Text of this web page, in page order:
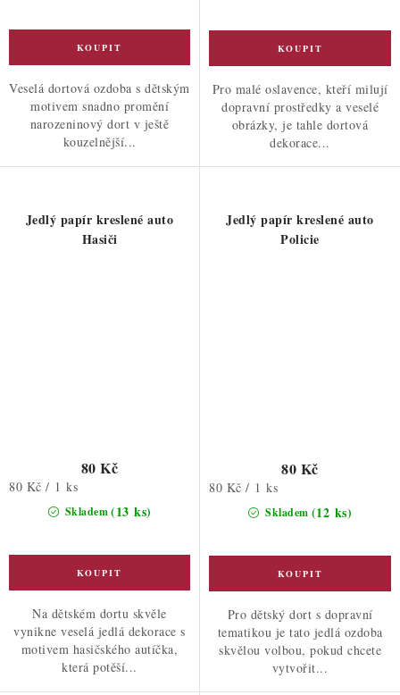
Veselá dortová ozdoba s dětským
motivem snadno promění
narozeninový dort v ještě
kouzelnější...
Pro malé oslavence, kteří milují
dopravní prostředky a veselé
obrázky, je tahle dortová
dekorace...
Jedlý papír kreslené auto
Hasiči
Skladem(13 ks)
80 Kč
Měrná
80 Kč / 1 ks
Na dětském dortu skvěle
vynikne veselá jedlá dekorace s
motivem hasičského autíčka,
která potěší...
Jedlý papír kreslené auto
Policie
Skladem (12 ks)
80 Kč
Měrná
80 Kč / 1 ks
Pro dětský dort s dopravní
tematikou je tato jedlá ozdoba
skvělou volbou, pokud chcete
vytvořit...